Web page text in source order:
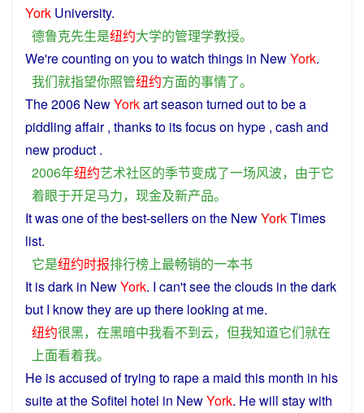
York University.
德鲁克先生是纽约大学的管理学教授。
We'recounting on you towatch things in NewYork.
我们就指望你照管纽约方面的事情了。
The2006 NewYorkartseason turned outto be a
piddling affair , thanksto itsfocuson hype , cash and
newproduct .
2006年纽约艺术社区的季节变成了一场风波， 由于它
着眼于开足马力， 现金及新产品。
Itwasoneofthebest-sellerson the NewYorkTimes
list.
它是纽约时报排行榜上最畅销的一本书
It isdark in NewYork. I can'tseetheclouds in the dark
but I knowtheyare upthere looking at me.
纽约很黑， 在黑暗中我看不到云， 但我知道它们就在
上面看着我。
He isaccused oftrying to rapea maid this month in his
suiteat the Sofitel hotel in NewYork. Hewill stay with